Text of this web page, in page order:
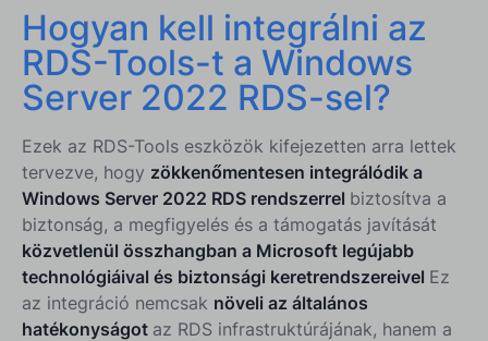
Hogyan kell integrálni az
RDS-Tools-t a Windows
Server 2022 RDS-sel?
Ezek az RDS-Tools eszközök kifejezetten arra lettek
tervezve, hogy zökkenőmentesen integrálódik a
Windows Server 2022 RDS rendszerrel biztosítva a
biztonság, a megfigyelés és a támogatás javítását
közvetlenül összhangban a Microsoft legújabb
technológiáival és biztonsági keretrendszereivel Ez
az integráció nemcsak növeli az általános
hatékonyságot az RDS infrastruktúrájának, hanem a